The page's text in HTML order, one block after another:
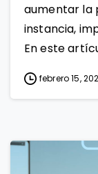
aumentar la
instancia,
En este
febrero 15,